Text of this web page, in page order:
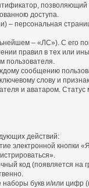
позволяющий
о доступа.
персональная
– «ЛС»). С его
правил в тех или
пользователя.
сообщению
слову и
и аватаром. Статус
действий:
электронной кнопки
код (появляется
букв и/или